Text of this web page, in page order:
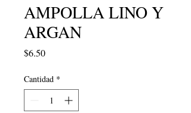
AMPOLLA LINO Y
ARGAN
$6.50Precio
Cantidad *